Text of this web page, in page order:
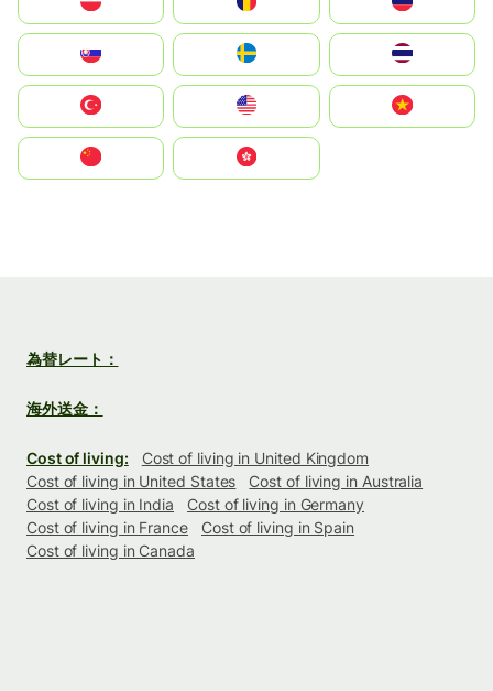
United States
中國香港特別行政區
為替レート：
海外送金：
Cost of living:
Cost of living in United Kingdom
Cost of living in United States
Cost of living in Australia
Cost of living in India
Cost of living in Germany
Cost of living in France
Cost of living in Spain
Cost of living in Canada